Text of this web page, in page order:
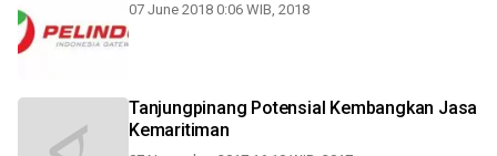
07 June 2018 0:06 WIB, 2018
Tanjungpinang Potensial Kembangkan Jasa
Kemaritiman